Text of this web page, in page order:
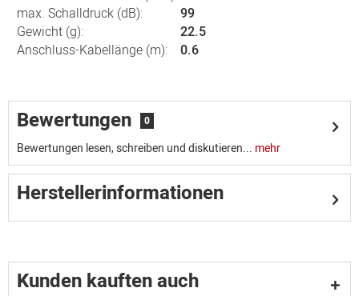
max. Schalldruck (dB):
99
Gewicht (g):
22.5
Anschluss-Kabellänge (m):
0.6
Bewertungen 0
Bewertungen lesen, schreiben und diskutieren... mehr
Herstellerinformationen
Kunden kauften auch